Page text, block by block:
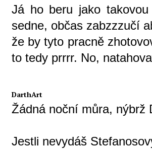
Já ho beru jako
sedne, občas zabzzzučí
že by tyto pracně
to tedy prrrr. No,
DarthArt
Žádná noční můra, nýbrž
Jestli nevydáš